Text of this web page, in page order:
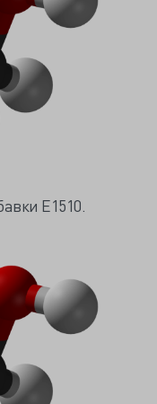
Е1510.